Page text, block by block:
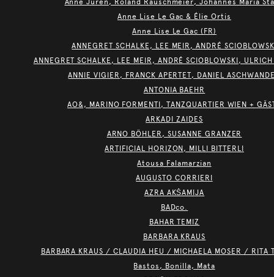
Anne Juren, Roland Rauschmeier, Johannes Maria
Anne Lise Le Gac & Élie Ortis
Anne Lise Le Gac (FR)
ANNEGRET SCHALKE, LEE MEIR, ANDRÉ
ANNEGRET SCHALKE, LEE MEIR, ANDRÉ SCIOBLOWSKI,
ANNIE VIGIER, FRANCK APERTET, DANIEL
ANTONIA BAEHR
AO&, MARINO FORMENTI, TANZQUARTIER WIEN +
ARKADI ZAIDES
ARNO BÖHLER, SUSANNE GRANZER
ARTIFICIAL HORIZON, MILLI BITTERLI
Atousa Falamarzian
AUGUSTO CORRIERI
AZRA AKŠAMIJA
BADco.
BAHAR TEMIZ
BARBARA KRAUS
BARBARA KRAUS / CLAUDIA HEU / MICHAELA MOSER / RITA
Bastos, Bonilla, Mata